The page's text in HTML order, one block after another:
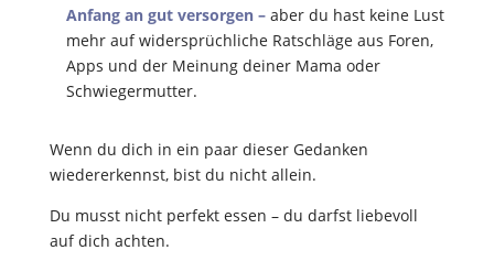
Anfang an gut versorgen – aber du hast keine Lust
mehr auf widersprüchliche Ratschläge aus Foren,
Apps und der Meinung deiner Mama oder
Schwiegermutter.
Wenn du dich in ein paar dieser Gedanken
wiedererkennst, bist du nicht allein.
Du musst nicht perfekt essen – du darfst liebevoll
auf dich achten.